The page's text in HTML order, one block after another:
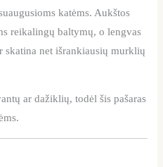
katėms. Aukštos
reikalingų baltymų, o lengvas
net išrankiausių murklių
ar dažiklių, todėl šis pašaras